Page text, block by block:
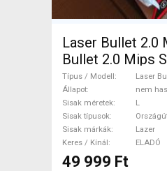
Laser Bullet 2.0
Bullet 2.0 Mips
Országúti L nem
ELADÓ
Típus / Modell
Laser
Állapot
nem
Sisak méretek
L
Sisak típusok
Sisak márkák
Lazer
Keres / Kínál
ELADÓ
49 999 Ft